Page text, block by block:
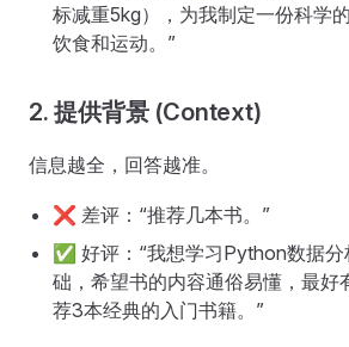
标减重5kg），为我制定一份科学
饮食和运动。”
2. 提供背景 (Context)
信息越全，回答越准。
❌ 差评：“推荐几本书。”
✅ 好评：“我想学习Python数据分
础，希望书的内容通俗易懂，最好
荐3本经典的入门书籍。”